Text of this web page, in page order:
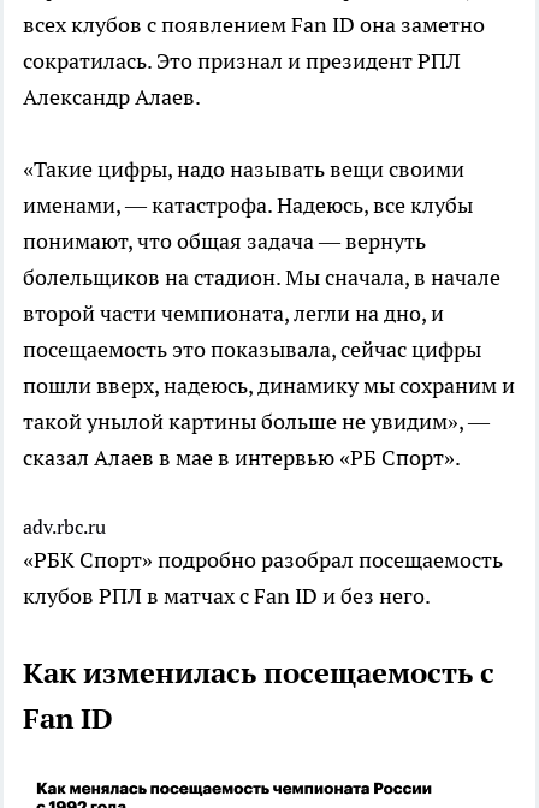
всех клубов с появлением Fan ID она заметно
сократилась. Это признал и президент РПЛ
Александр Алаев.
«Такие цифры, надо называть вещи своими
именами, — катастрофа. Надеюсь, все клубы
понимают, что общая задача — вернуть
болельщиков на стадион. Мы сначала, в начале
второй части чемпионата, легли на дно, и
посещаемость это показывала, сейчас цифры
пошли вверх, надеюсь, динамику мы сохраним и
такой унылой картины больше не увидим», —
сказал Алаев в мае в интервью «РБ Спорт».
adv.rbc.ru
«РБК Спорт» подробно разобрал посещаемость
клубов РПЛ в матчах с Fan ID и без него.
Как изменилась посещаемость с
Fan ID